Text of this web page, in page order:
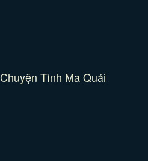
Chuyện Tình Ma Quái